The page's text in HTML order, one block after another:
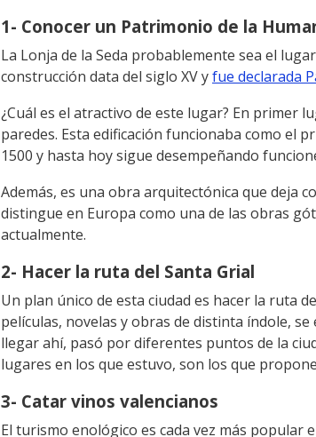
1- Conocer un Patrimonio de la
La Lonja de la Seda probablemente sea el
construcción data del siglo XV yfue declarada
¿Cuál es el atractivo de este lugar? En primer
paredes. Esta edificación funcionaba como el
1500 y hasta hoy sigue desempeñando
Además, es una obra arquitectónica que deja
distingue en Europa como una de las obras
actualmente.
2- Hacer la ruta del Santa Grial
Un plan único de esta ciudad es hacer la ruta
películas, novelas y obras de distinta índole,
llegar ahí, pasó por diferentes puntos de la
lugares en los que estuvo, son los que
3- Catar vinos valencianos
El turismo enológico es cada vez más popular